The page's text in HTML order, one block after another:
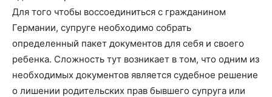
Для того чтобы воссоединиться с гражданином
Германии, супруге необходимо собрать
определенный пакет документов для себя и своего
ребенка. Сложность тут возникает в том, что одним из
необходимых документов является судебное решение
о лишении родительских прав бывшего супруга или